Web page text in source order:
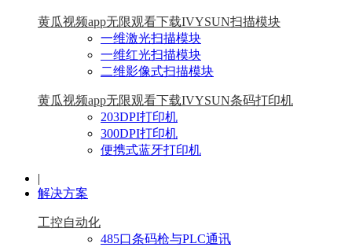
黄瓜视频app无限观看下载IVYSUN扫描模块
一维激光扫描模块
一维红光扫描模块
二维影像式扫描模块
黄瓜视频app无限观看下载IVYSUN条码打印机
203DPI打印机
300DPI打印机
便携式蓝牙打印机
|
解决方案
工控自动化
485口条码枪与PLC通讯